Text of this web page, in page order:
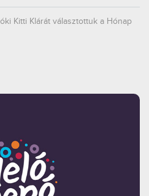
Kitti Klárát választottuk a Hónap